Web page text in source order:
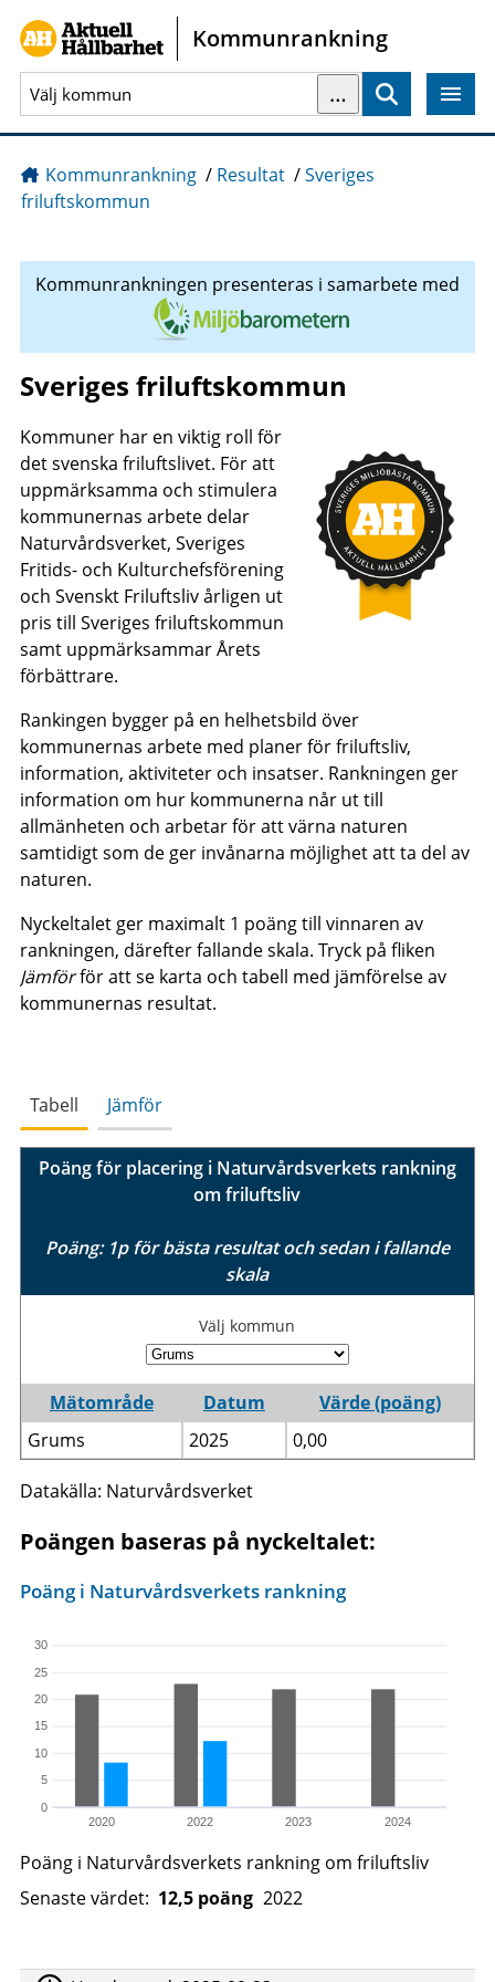
Gå direkt till sidans innehåll
Kommunrankning
…
Kommunrankning / Resultat /Sveriges
friluftskommun
Kommunrankningen presenteras i samarbete med
Sveriges friluftskommun
Kommuner har en viktig roll för
det svenska friluftslivet. För att
uppmärksamma och stimulera
kommunernas arbete delar
Naturvårdsverket, Sveriges
Fritids- och Kulturchefsförening
och Svenskt Friluftsliv årligen ut
pris till Sveriges friluftskommun
samt uppmärksammar Årets
förbättrare.
Rankingen bygger på en helhetsbild över
kommunernas arbete med planer för friluftsliv,
information, aktiviteter och insatser. Rankningen ger
information om hur kommunerna når ut till
allmänheten och arbetar för att värna naturen
samtidigt som de ger invånarna möjlighet att ta del av
naturen.
Nyckeltalet ger maximalt 1 poäng till vinnaren av
rankningen, därefter fallande skala. Tryck på fliken
Jämförför att se karta och tabell med jämförelse av
kommunernas resultat.
Tabell Jämför
Poäng för placering i Naturvårdsverkets rankning
om friluftsliv
Poäng: 1p för bästa resultat och sedan i fallande
skala
Välj kommun
Mätområde Datum
Värde (poäng)
Grums
2025 0,00
Datakälla: Naturvårdsverket
Poängen baseras på nyckeltalet:
2020 2022 2023 2024
0
5
10
15
20
25
30
Poäng i Naturvårdsverkets rankning
Poäng i Naturvårdsverkets rankning om friluftsliv
Senaste värdet: 12,5 poäng 2022